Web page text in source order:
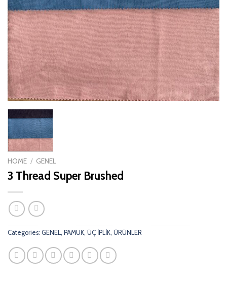
HOME / GENEL
3 Thread Super Brushed
Categories: GENEL, PAMUK, ÜÇ İPLİK, ÜRÜNLER